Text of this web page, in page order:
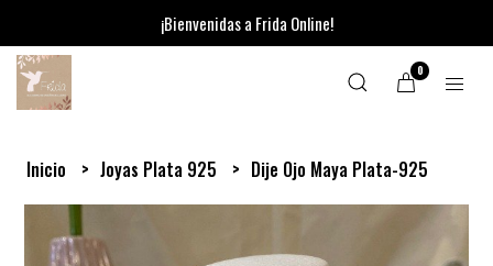
¡Bienvenidas a Frida Online!
0
Inicio Joyas Plata 925 Dije Ojo Maya Plata-925